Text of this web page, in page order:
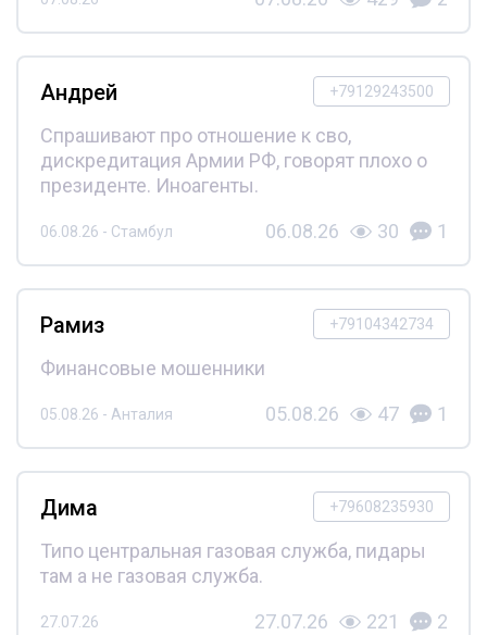
+79129243500
Андрей
Спрашивают про отношение к сво,
дискредитация Армии РФ, говорят плохо о
президенте. Иноагенты.
06.08.26 - Стамбул 06.08.26 30 1
+79104342734
Рамиз
Финансовые мошенники
05.08.26 - Анталия 05.08.26 47 1
+79608235930
Дима
Типо центральная газовая служба, пидары
там а не газовая служба.
27.07.26 27.07.26 221 2